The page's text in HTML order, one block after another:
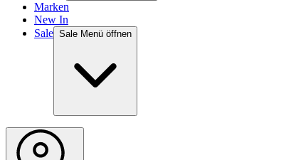
Marken
New In
Sale Sale Menü öffnen